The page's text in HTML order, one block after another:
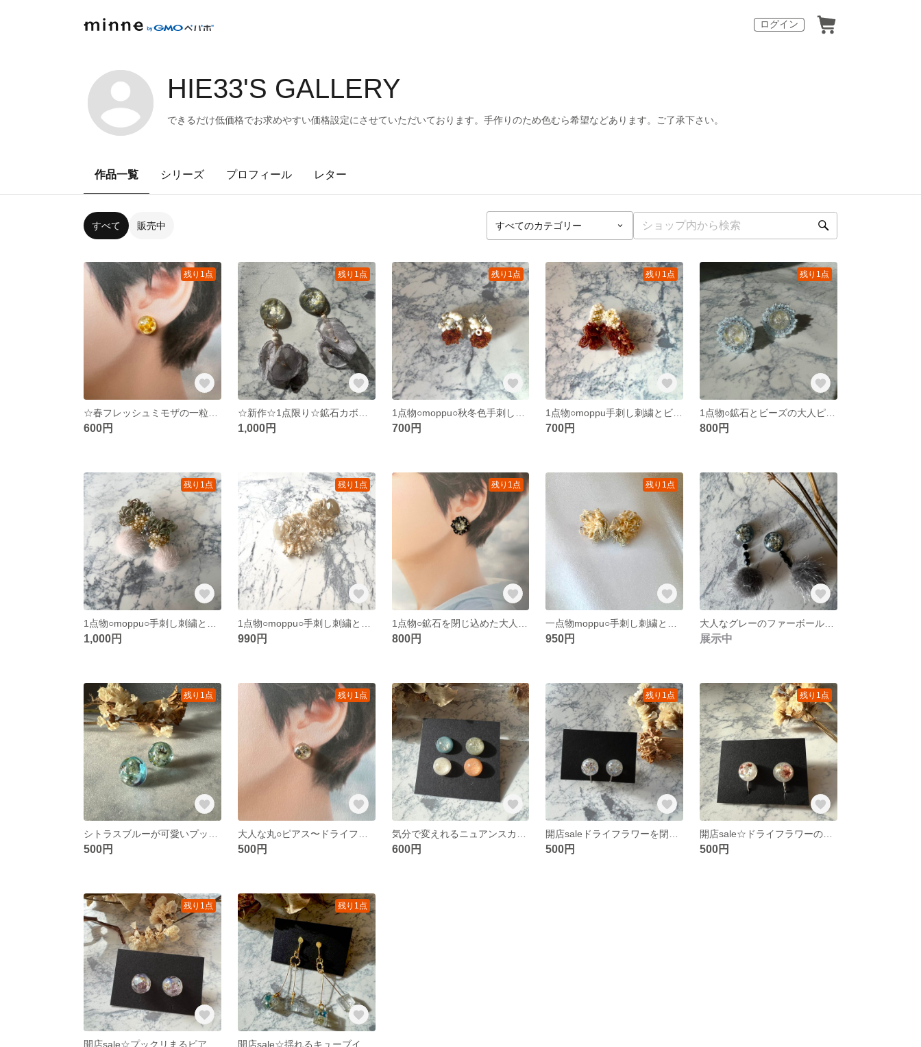
ログイン
HIE33'S GALLERY
できるだけ低価格でお求めやすい価格設定にさせていただいております。手作りのため色むら希望などあります。ご了承下さい。
作品一覧 シリーズ プロフィール レター
すべて 販売中
残り1点
600円
残り1点
1,000円
残り1点
700円
残り1点
700円
残り1点
800円
残り1点
1,000円
残り1点
990円
残り1点
800円
残り1点
950円 展示中
残り1点
500円
残り1点
500円 600円
残り1点
500円
残り1点
500円
残り1点 残り1点